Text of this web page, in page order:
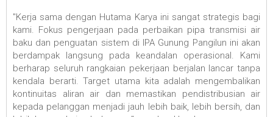
‎"Kerja sama dengan Hutama Karya ini sangat strategis bagi
kami. Fokus pengerjaan pada perbaikan pipa transmisi air
baku dan penguatan sistem di IPA Gunung Pangilun ini akan
berdampak langsung pada keandalan operasional. Kami
berharap seluruh rangkaian pekerjaan berjalan lancar tanpa
kendala berarti. Target utama kita adalah mengembalikan
kontinuitas aliran air dan memastikan pendistribusian air
kepada pelanggan menjadi jauh lebih baik, lebih bersih, dan